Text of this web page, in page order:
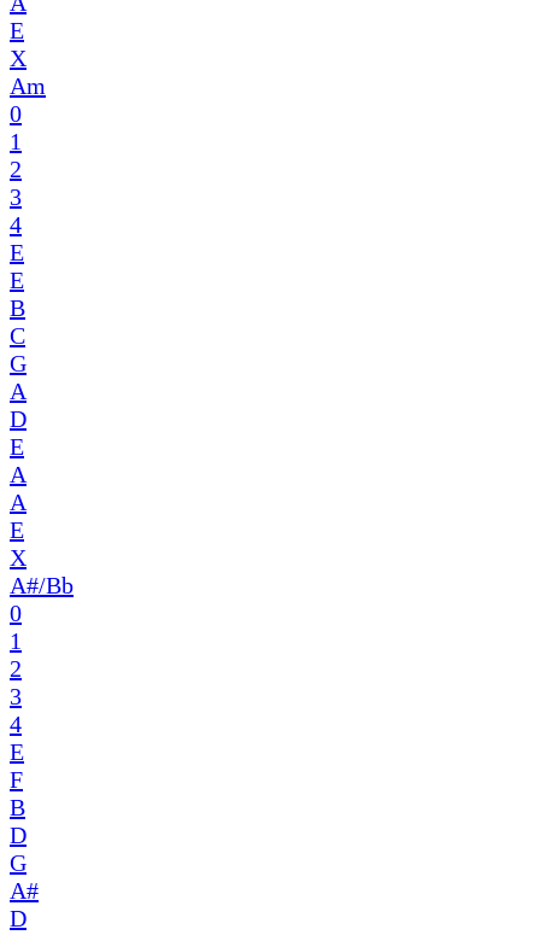
E
X
Am
0
1
2
3
4
E
E
B
C
G
A
D
E
A
A
E
X
A#/Bb
0
1
2
3
4
E
F
B
D
G
A#
D